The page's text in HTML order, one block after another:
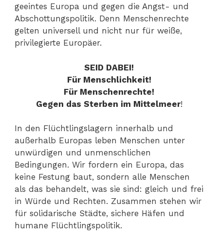
geeintes Europa und gegen die Angst- und
Abschottungspolitik. Denn Menschenrechte
gelten universell und nicht nur für weiße,
privilegierte Europäer.
SEID DABEI!
Für Menschlichkeit!
Für Menschenrechte!
Gegen das Sterben im Mittelmeer!
In den Flüchtlingslagern innerhalb und
außerhalb Europas leben Menschen unter
unwürdigen und unmenschlichen
Bedingungen. Wir fordern ein Europa, das
keine Festung baut, sondern alle Menschen
als das behandelt, was sie sind: gleich und frei
in Würde und Rechten. Zusammen stehen wir
für solidarische Städte, sichere Häfen und
humane Flüchtlingspolitik.